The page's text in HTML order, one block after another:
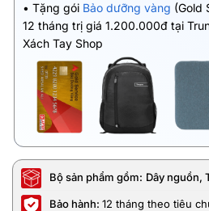
• Tặng gói Bảo dưỡng vàng (Gold
12 tháng trị giá 1.200.000đ tại
Xách Tay Shop
Bộ sản phẩm gồm: Dây nguồn,
Bảo hành: 12 tháng theo tiêu